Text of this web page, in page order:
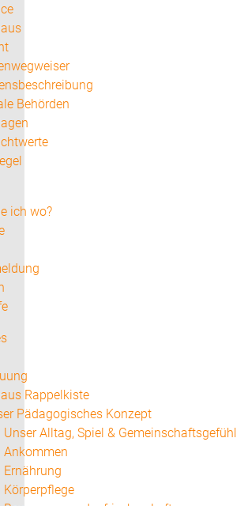
Behörden
ich wo?
Rappelkiste
Pädagogisches Konzept
Unser Alltag, Spiel & Gemeinschaftsgefühl
Ankommen
Ernährung
Körperpflege